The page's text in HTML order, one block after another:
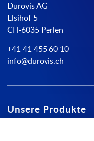
Durovis AG
Elsihof 5
CH-6035 Perlen
+41 41 455 60 10
info@durovis.ch
Unsere Produkte